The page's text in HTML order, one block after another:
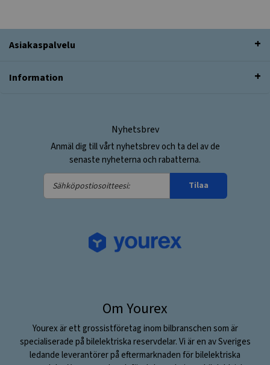
Asiakaspalvelu
Information
Nyhetsbrev
Anmäl dig till vårt nyhetsbrev och ta del av de
senaste nyheterna och rabatterna.
Sähköpostiosoitteesi:
Tilaa
Om Yourex
Yourex är ett grossistföretag inom bilbranschen som är
specialiserade på bilelektriska reservdelar. Vi är en av Sveriges
ledande leverantörer på eftermarknaden för bilelektriska